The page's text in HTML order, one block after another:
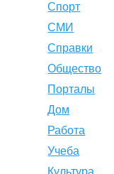
Спорт
СМИ
Справки
Общество
Порталы
Дом
Работа
Учеба
Культура